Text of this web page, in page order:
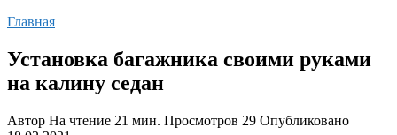
Главная
Установка багажника своими руками
на калину седан
Автор На чтение 21 мин. Просмотров 29 Опубликовано